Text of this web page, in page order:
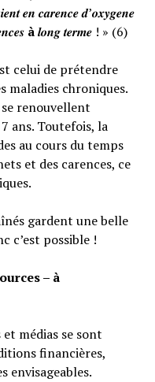
𝒆𝒏 𝒄𝒂𝒓𝒆𝒏𝒄𝒆 𝒅’𝒐𝒙𝒚𝒈𝒆𝒏𝒆
à𝒍𝒐𝒏𝒈 𝒕𝒆𝒓𝒎𝒆 ! » (6)
celui de prétendre
maladies chroniques.
renouvellent
ans. Toutefois, la
au cours du temps
et des carences, ce
gardent une belle
c’est possible !
– à
médias se sont
financières,
envisageables.